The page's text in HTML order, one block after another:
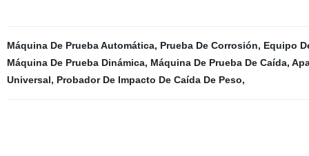
Máquina De Prueba Automática, Prueba De Corrosión, Equipo
Máquina De Prueba Dinámica, Máquina De Prueba De Caída,
Universal, Probador De Impacto De Caída De Peso,